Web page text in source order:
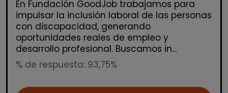
En Fundación GoodJob trabajamos para
impulsar la inclusión laboral de las personas
con discapacidad, generando
oportunidades reales de empleo y
desarrollo profesional. Buscamos in...
% de respuesta: 93,75%